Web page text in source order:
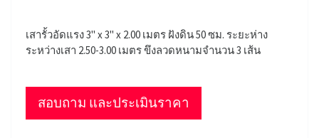
เสารั้วอัดแรง 3" x 3" x 2.00 เมตร ฝังดิน 50 ซม. ระยะห่าง
ระหว่างเสา 2.50-3.00 เมตร ขึงลวดหนามจำนวน 3 เส้น
สอบถาม และประเมินราคา